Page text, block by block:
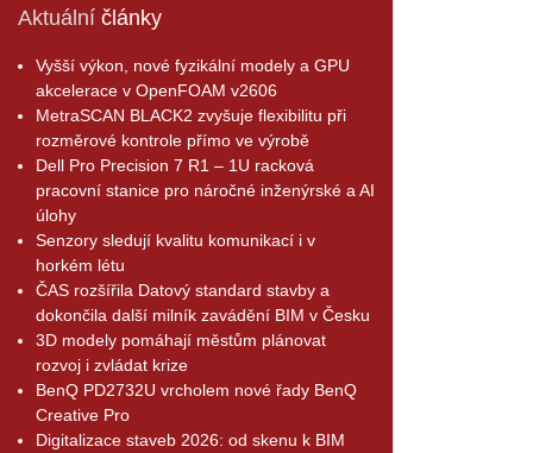
Aktuální články
Vyšší výkon, nové fyzikální modely a GPU
akcelerace v OpenFOAM v2606
MetraSCAN BLACK2 zvyšuje flexibilitu při
rozměrové kontrole přímo ve výrobě
Dell Pro Precision 7 R1 – 1U racková
pracovní stanice pro náročné inženýrské a AI
úlohy
Senzory sledují kvalitu komunikací i v
horkém létu
ČAS rozšířila Datový standard stavby a
dokončila další milník zavádění BIM v Česku
3D modely pomáhají městům plánovat
rozvoj i zvládat krize
BenQ PD2732U vrcholem nové řady BenQ
Creative Pro
Digitalizace staveb 2026: od skenu k BIM